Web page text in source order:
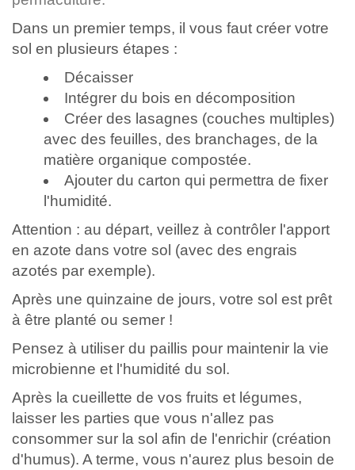
Dans un premier temps, il vous faut créer votre
sol en plusieurs étapes :
Décaisser
Intégrer du bois en décomposition
Créer des lasagnes (couches multiples)
avec des feuilles, des branchages, de la
matière organique compostée.
Ajouter du carton qui permettra de fixer
l'humidité.
Attention : au départ, veillez à contrôler l'apport
en azote dans votre sol (avec des engrais
azotés par exemple).
Après une quinzaine de jours, votre sol est prêt
à être planté ou semer !
Pensez à utiliser du paillis pour maintenir la vie
microbienne et l'humidité du sol.
Après la cueillette de vos fruits et légumes,
laisser les parties que vous n'allez pas
consommer sur la sol afin de l'enrichir (création
d'humus). A terme, vous n'aurez plus besoin de